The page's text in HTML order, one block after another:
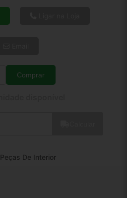
Quantidade
Comprar
Peças De Interior